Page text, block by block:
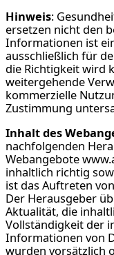
Hinweis:
ersetzen nicht den
Informationen ist
ausschließlich für
die Richtigkeit wird
weitergehende
kommerzielle
Zustimmung
Inhalt des
nachfolgenden
Webangebote
inhaltlich richtig
ist das Auftreten
Der Herausgeber
Aktualität, die
Vollständigkeit der
Informationen von
wurden vorsätzlich